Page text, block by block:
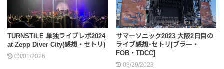
TURNSTILE 単独ライブレポ2024
at Zepp Diver City(感想・セトリ)
03/01/2026
サマーソニック2023 大阪2日目の
ライブ感想･セトリ[ブラー・
FOB・TDCC]
08/29/2023